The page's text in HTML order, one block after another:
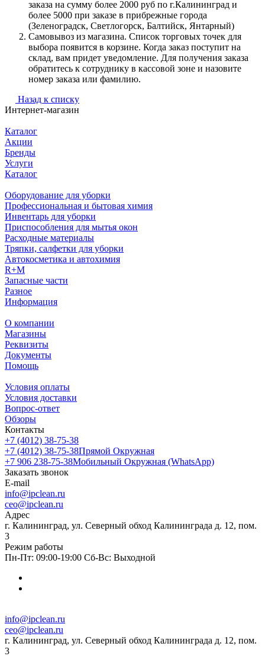
заказа на сумму более 2000 руб по г.Калининград и
более 5000 при заказе в прибрежные города
(Зеленоградск, Светлогорск, Балтийск, Янтарный)
Самовывоз из магазина. Список торговых точек для
выбора появится в корзине. Когда заказ поступит на
склад, вам придет уведомление. Для получения заказа
обратитесь к сотруднику в кассовой зоне и назовите
номер заказа или фамилию.
Назад к списку
Интернет-магазин
Каталог
Акции
Бренды
Услуги
Каталог
Оборудование для уборки
Профессиональная и бытовая химия
Инвентарь для уборки
Приспособления для мытья окон
Расходные материалы
Тряпки, салфетки для уборки
Автокосметика и автохимия
R+M
Запасные части
Разное
Информация
О компании
Магазины
Реквизиты
Документы
Помощь
Условия оплаты
Условия доставки
Вопрос-ответ
Обзоры
Контакты
+7 (4012) 38-75-38
+7 (4012) 38-75-38Прямой Окружная
+7 906 238-75-38Мобильный Окружная (WhatsApp)
Заказать звонок
E-mail
info@ipclean.ru
ceo@ipclean.ru
Адрес
г. Калининград, ул. Северный обход Калининграда д. 12, пом.
3
Режим работы
Пн-Пт: 09:00-19:00 Сб-Вс: Выходной
info@ipclean.ru
ceo@ipclean.ru
г. Калининград, ул. Северный обход Калининграда д. 12, пом.
3